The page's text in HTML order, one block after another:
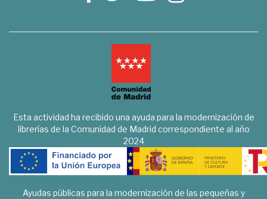
Esta actividad ha recibido una ayuda para la modernización de
librerías de la Comunidad de Madrid correspondiente al año
2024
Ayudas públicas para la modernización de las pequeñas y